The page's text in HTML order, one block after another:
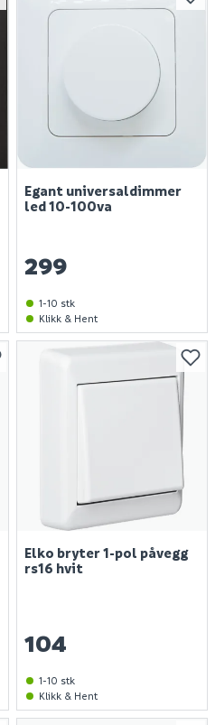
Egant universaldimmer
led 10-100va
299
1-10 stk
Klikk & Hent
Elko bryter 1-pol påvegg
rs16 hvit
104
1-10 stk
Klikk & Hent